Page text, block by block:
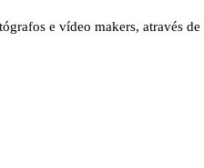
e vídeo makers, através